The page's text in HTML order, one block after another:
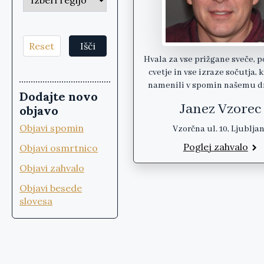
Išči
Reset
Dodajte novo
objavo
Objavi spomin
Objavi osmrtnico
Objavi zahvalo
Objavi besede
slovesa
Hvala za vse prižgane sveče,
cvetje in vse izraze sočutja,
namenili v spomin našemu
Janez Vzorec
Vzorčna ul. 10,
Poglej zahvalo